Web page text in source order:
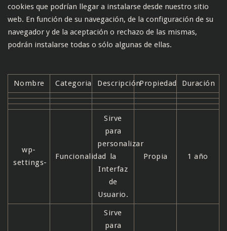
cookies que podrían llegar a instalarse desde nuestro sitio
web. En función de su navegación, de la configuración de su
navegador y de la aceptación o rechazo de las mismas,
podrán instalarse todas o sólo algunas de ellas.
Nombre Categoria DescripciónPropiedad Duración
wp-
settings-
Funcionalidad
Sirve
para
personalizar
la
Interfaz
de
Usuario.
Propia 1 año
Sirve
para